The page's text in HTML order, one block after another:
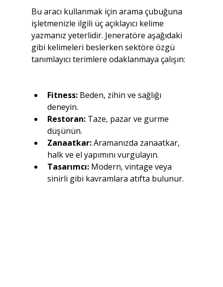
Bu aracı kullanmak için arama çubuğuna
işletmenizle ilgili üç açıklayıcı kelime
yazmanız yeterlidir. Jeneratöre aşağıdaki
gibi kelimeleri beslerken sektöre özgü
tanımlayıcı terimlere odaklanmaya çalışın:
Fitness: Beden, zihin ve sağlığı
deneyin.
Restoran: Taze, pazar ve gurme
düşünün.
Zanaatkar: Aramanızda zanaatkar,
halk ve el yapımını vurgulayın.
Tasarımcı: Modern, vintage veya
sinirli gibi kavramlara atıfta bulunur.